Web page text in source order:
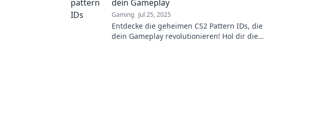
dein Gameplay
Gaming Jul 25, 2025
Entdecke die geheimen CS2 Pattern IDs, die
dein Gameplay revolutionieren! Hol dir die